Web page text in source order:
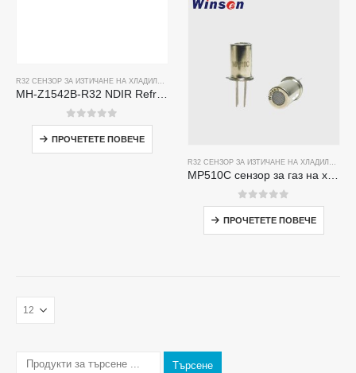
R32 СЕНЗОР ЗА ИЗТИЧАНЕ НА ХЛАДИЛЕН АГЕНТ
MH-Z1542B-R32 NDIR Refrigerant Sensor | High Sensitivity | Long Lifespan | HVAC & Industrial Safety
0от 5
ПРОЧЕТЕТЕ ПОВЕЧЕ
R32 СЕНЗОР ЗА ИЗТИЧАНЕ НА ХЛАДИЛЕН АГЕНТ
MP510C сензор за газ на хладилния агент | Откриване на течове с висока чувствителност за R32, R134A, R410A, R290
0от 5
ПРОЧЕТЕТЕ ПОВЕЧЕ
Търсене